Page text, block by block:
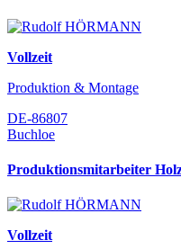
Vollzeit
Produktion & Montage
DE-86807
Buchloe
Produktionsmitarbeiter
Vollzeit